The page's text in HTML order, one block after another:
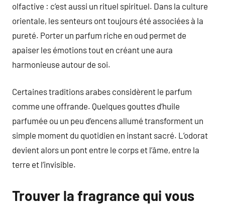
olfactive : c’est aussi un rituel spirituel. Dans la culture
orientale, les senteurs ont toujours été associées à la
pureté. Porter un parfum riche en oud permet de
apaiser les émotions tout en créant une aura
harmonieuse autour de soi.
Certaines traditions arabes considèrent le parfum
comme une offrande. Quelques gouttes d’huile
parfumée ou un peu d’encens allumé transforment un
simple moment du quotidien en instant sacré. L’odorat
devient alors un pont entre le corps et l’âme, entre la
terre et l’invisible.
Trouver la fragrance qui vous